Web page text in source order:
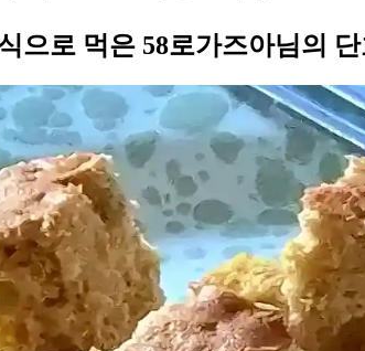
으로 먹은 58로가즈아님의